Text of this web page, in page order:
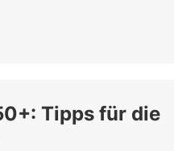
Tipps für die